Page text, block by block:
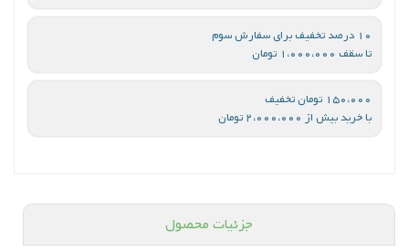
10 درصد تخفیف برای سفارش سوم
تا سقف 1،000،000 تومان
150،000 تومان تخفیف
با خرید بیش از 2،000،000 تومان
جزئیات محصول